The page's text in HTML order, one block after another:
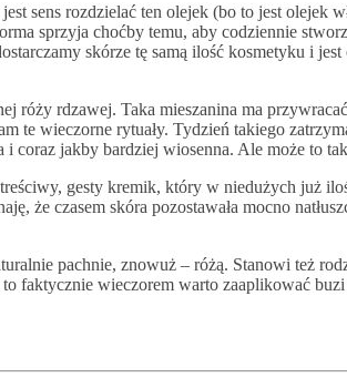
sens rozdzielać ten olejek (bo to jest olejek
sprzyja choćby temu, aby codziennie
skórze tę samą ilość kosmetyku i
róży rdzawej. Taka mieszanina ma
te wieczorne rytuały. Tydzień takiego
coraz jakby bardziej wiosenna. Ale może to
gesty kremik, który w niedużych już
że czasem skóra pozostawała mocno
pachnie, znowuż – różą. Stanowi też
faktycznie wieczorem warto zaaplikować